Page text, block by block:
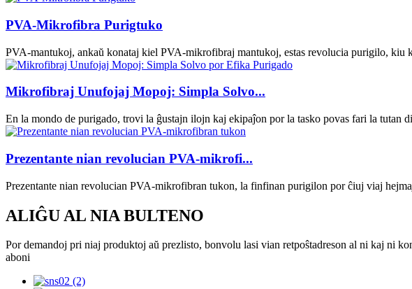
PVA-Mikrofibra Purigtuko
PVA-mantukoj, ankaŭ konataj kiel PVA-mikrofibraj mantukoj, estas revolucia purigilo, kiu
Mikrofibraj Unufojaj Mopoj: Simpla Solvo...
En la mondo de purigado, trovi la ĝustajn ilojn kaj ekipaĵon por la tasko povas fari la
Prezentante nian revolucian PVA-mikrofi...
Prezentante nian revolucian PVA-mikrofibran tukon, la finfinan purigilon por ĉiuj viaj
ALIĜU AL NIA BULTENO
Por demandoj pri niaj produktoj aŭ prezlisto, bonvolu lasi vian retpoŝtadreson al ni kaj ni
aboni